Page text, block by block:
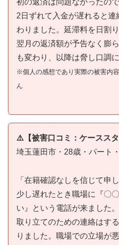
2日ずれて入金が遅れると
わりました。延滞料を日割
翌月の返済額が予告なく膨
も変わり、以降は脅し口調
※個人の感想であり実際の被害内
ん
⚠️【被害口コミ：ケーススタ
埼玉蓮田市・28歳・パート
「在籍確認なしを信じて申
少し遅れたとき職場に『〇
い』という電話が来ました
取り立てのための連絡はす
りました。職場での立場が